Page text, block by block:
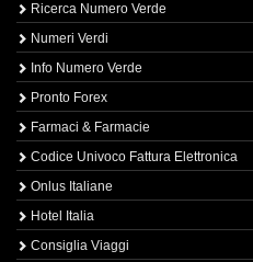
Ricerca Numero Verde
Numeri Verdi
Info Numero Verde
Pronto Forex
Farmaci & Farmacie
Codice Univoco Fattura Elettronica
Onlus Italiane
Hotel Italia
Consiglia Viaggi